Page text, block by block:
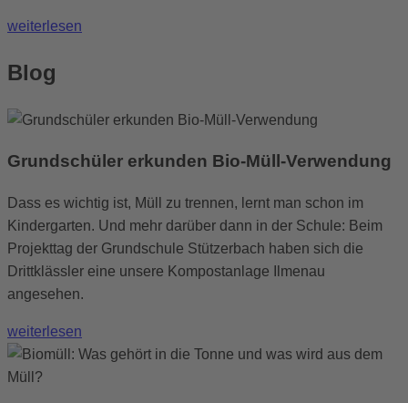
weiterlesen
Blog
Grundschüler erkunden Bio-Müll-Verwendung
Dass es wichtig ist, Müll zu trennen, lernt man schon im
Kindergarten. Und mehr darüber dann in der Schule: Beim
Projekttag der Grundschule Stützerbach haben sich die
Drittklässler eine unsere Kompostanlage Ilmenau
angesehen.
weiterlesen